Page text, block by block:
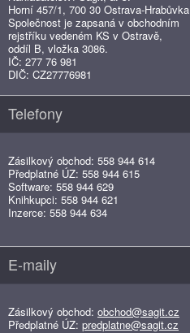
Horní 457/1, 700 30 Ostrava-Hrabůvka
Společnost je zapsaná v obchodním
rejstříku vedeném KS v Ostravě,
oddíl B, vložka 3086.
IČ: 277 76 981
DIČ: CZ27776981
Telefony
Zásilkový obchod: 558 944 614
Předplatné ÚZ: 558 944 615
Software: 558 944 629
Knihkupci: 558 944 621
Inzerce: 558 944 634
E-maily
Zásilkový obchod: obchod@sagit.cz
Předplatné ÚZ: predplatne@sagit.cz